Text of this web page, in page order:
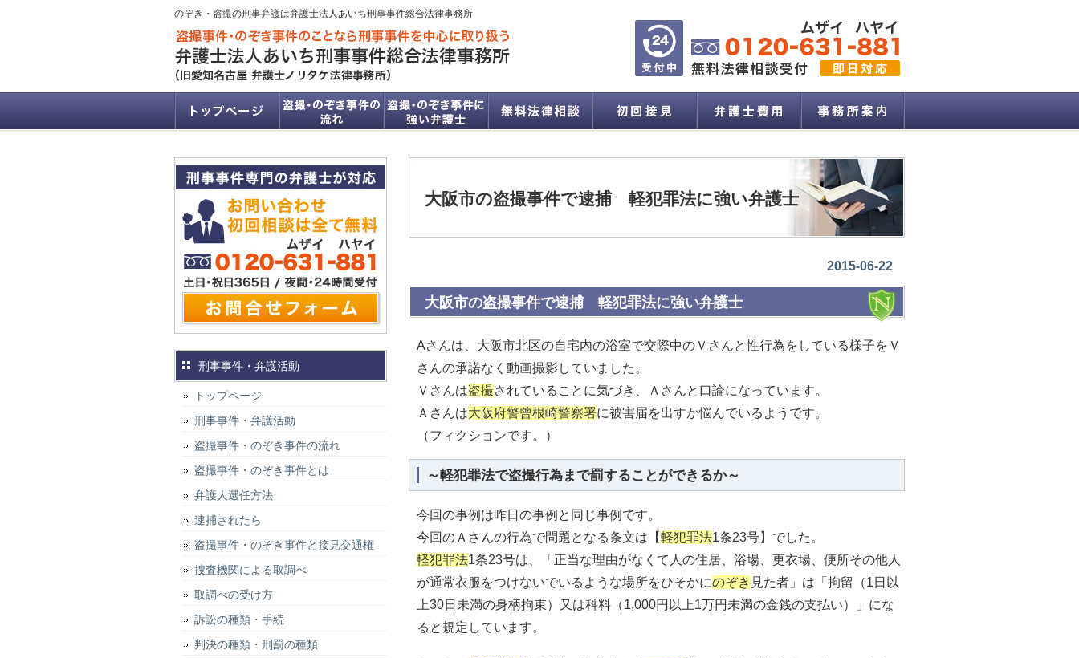
のぞき・盗撮の刑事弁護は弁護士法人あいち刑事事件総合法律事務所
大阪市の盗撮事件で逮捕 軽犯罪法に強い弁護士
2015-06-22
大阪市の盗撮事件で逮捕 軽犯罪法に強い弁護士
Aさんは、大阪市北区の自宅内の浴室で交際中のＶさんと性行為をしている様子をＶ
さんの承諾なく動画撮影していました。
Ｖさんは盗撮されていることに気づき、Ａさんと口論になっています。
Ａさんは大阪府警曾根崎警察署に被害届を出すか悩んでいるようです。
（フィクションです。）
～軽犯罪法で盗撮行為まで罰することができるか～
今回の事例は昨日の事例と同じ事例です。
今回のＡさんの行為で問題となる条文は【軽犯罪法1条23号】でした。
軽犯罪法1条23号は、「正当な理由がなくて人の住居、浴場、更衣場、便所その他人
が通常衣服をつけないでいるような場所をひそかにのぞき 見た者」は「拘留（1日以
上30日未満の身柄拘束）又は科料（1,000円以上1万円未満の金銭の支払い）」にな
ると規定しています。
刑事事件・弁護活動
トップページ
刑事事件・弁護活動
盗撮事件・のぞき事件の流れ
盗撮事件・のぞき事件とは
弁護人選任方法
逮捕されたら
盗撮事件・のぞき事件と接見交通権
捜査機関による取調べ
取調べの受け方
訴訟の種類・手続
判決の種類・刑罰の種類